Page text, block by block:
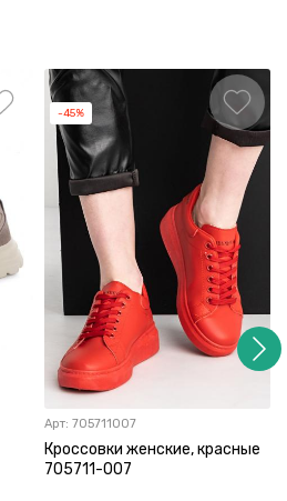
-45%
Арт: 705711007
Кроссовки женские, красные
705711-007